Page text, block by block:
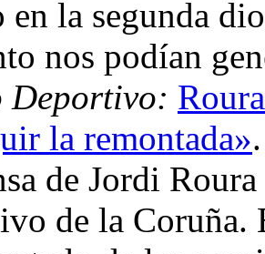
en la segunda
nos podían
Deportivo:
la remontada»
de Jordi
de la Coruña.